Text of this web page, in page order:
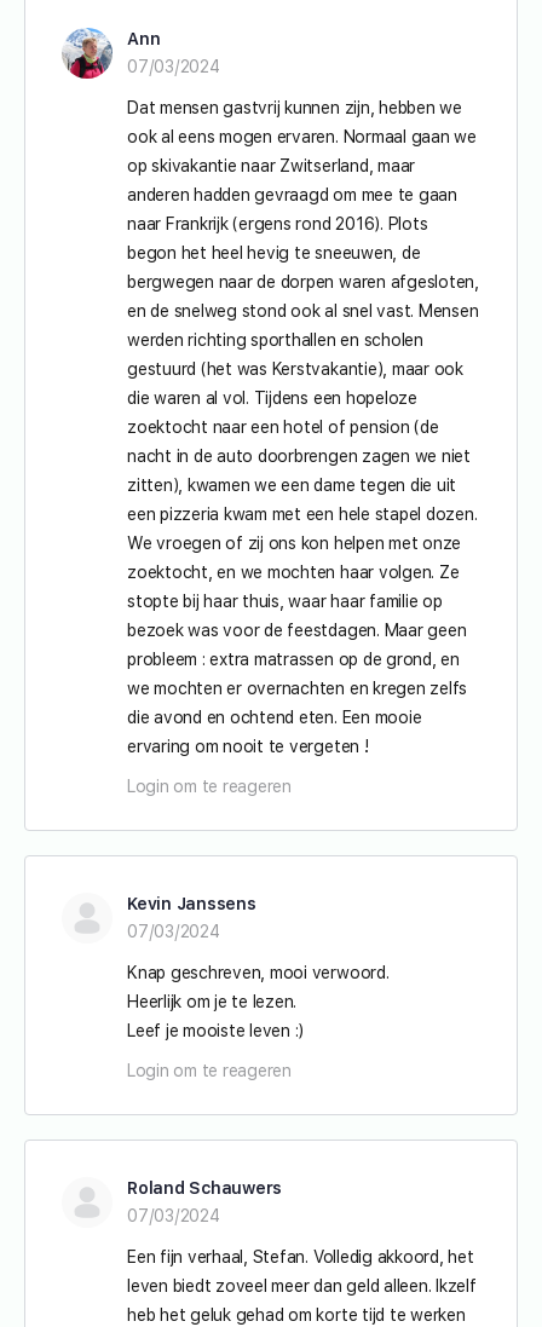
Ann
07/03/2024
Dat mensen gastvrij kunnen zijn, hebben we
ook al eens mogen ervaren. Normaal gaan we
op skivakantie naar Zwitserland, maar
anderen hadden gevraagd om mee te gaan
naar Frankrijk (ergens rond 2016). Plots
begon het heel hevig te sneeuwen, de
bergwegen naar de dorpen waren afgesloten,
en de snelweg stond ook al snel vast. Mensen
werden richting sporthallen en scholen
gestuurd (het was Kerstvakantie), maar ook
die waren al vol. Tijdens een hopeloze
zoektocht naar een hotel of pension (de
nacht in de auto doorbrengen zagen we niet
zitten), kwamen we een dame tegen die uit
een pizzeria kwam met een hele stapel dozen.
We vroegen of zij ons kon helpen met onze
zoektocht, en we mochten haar volgen. Ze
stopte bij haar thuis, waar haar familie op
bezoek was voor de feestdagen. Maar geen
probleem : extra matrassen op de grond, en
we mochten er overnachten en kregen zelfs
die avond en ochtend eten. Een mooie
ervaring om nooit te vergeten !
Login om te reageren
Kevin Janssens
07/03/2024
Knap geschreven, mooi verwoord.
Heerlijk om je te lezen.
Leef je mooiste leven :)
Login om te reageren
Roland Schauwers
07/03/2024
Een fijn verhaal, Stefan. Volledig akkoord, het
leven biedt zoveel meer dan geld alleen. Ikzelf
heb het geluk gehad om korte tijd te werken